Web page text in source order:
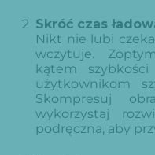
Skróć czas
Nikt nie lubi
wczytuje.
kątem szybkości
użytkownikom
Skompresuj
wykorzystaj
podręczna, aby